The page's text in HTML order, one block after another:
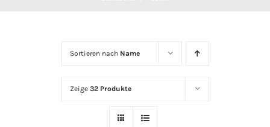
Sortieren nach Name
Zeige 32 Produkte